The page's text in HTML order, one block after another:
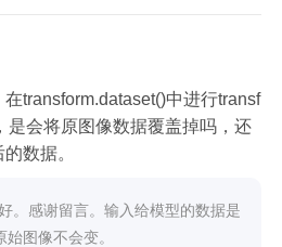
transform.dataset()中进行transf
是会将原图像数据覆盖掉吗，还
数据。
。感谢留言。输入给模型的数据是
图像不会变。